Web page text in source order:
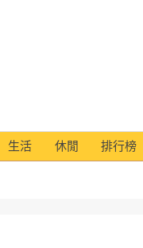
生活 休閒 排行榜